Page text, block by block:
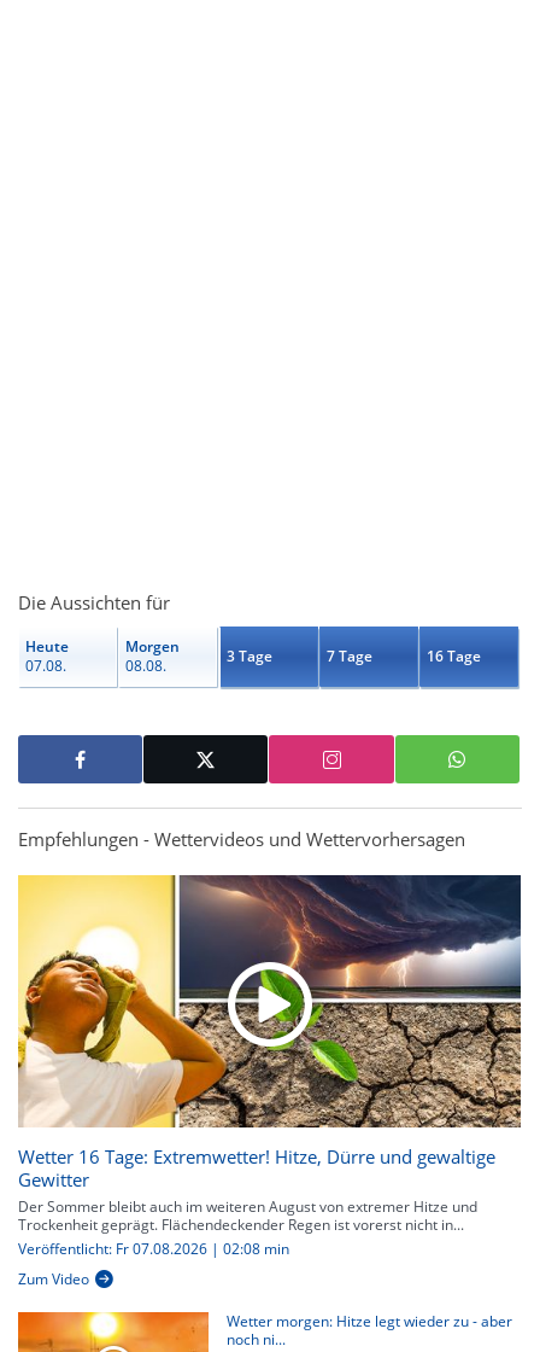
Die Aussichten für
Heute
07.08.
Morgen
08.08.
3 Tage 7 Tage 16 Tage
Empfehlungen - Wettervideos und Wettervorhersagen
Wetter 16 Tage: Extremwetter! Hitze, Dürre und gewaltige
Gewitter
Der Sommer bleibt auch im weiteren August von extremer Hitze und
Trockenheit geprägt. Flächendeckender Regen ist vorerst nicht in...
Veröffentlicht: Fr 07.08.2026 | 02:08 min
Zum Video
Wetter morgen: Hitze legt wieder zu - aber
noch ni...